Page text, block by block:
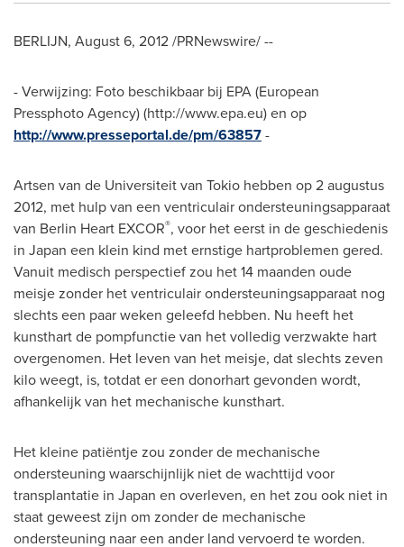
BERLIJN, August 6, 2012/PRNewswire/ --
- Verwijzing: Foto beschikbaar bij EPA (European
Pressphoto Agency) (http://www.epa.eu) en op
http://www.presseportal.de/pm/63857-
Artsen van de Universiteit van Tokio hebben op 2 augustus
2012, met hulp van een ventriculair ondersteuningsapparaat
van Berlin Heart EXCOR®, voor het eerst in de geschiedenis
in Japan een klein kind met ernstige hartproblemen gered.
Vanuit medisch perspectief zou het 14 maanden oude
meisje zonder het ventriculair ondersteuningsapparaat nog
slechts een paar weken geleefd hebben. Nu heeft het
kunsthart de pompfunctie van het volledig verzwakte hart
overgenomen. Het leven van het meisje, dat slechts zeven
kilo weegt, is, totdat er een donorhart gevonden wordt,
afhankelijk van het mechanische kunsthart.
Het kleine patiëntje zou zonder de mechanische
ondersteuning waarschijnlijk niet de wachttijd voor
transplantatie in Japan en overleven, en het zou ook niet in
staat geweest zijn om zonder de mechanische
ondersteuning naar een ander land vervoerd te worden.